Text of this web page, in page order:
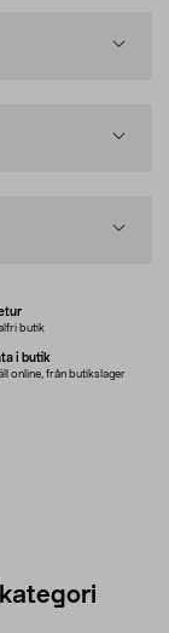
butik
i butik
online, från butikslager